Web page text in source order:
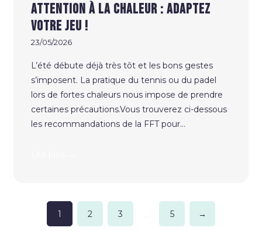
Attention à la chaleur : Adaptez
votre jeu !
23/05/2026
L’été débute déjà très tôt et les bons gestes
s’imposent. La pratique du tennis ou du padel
lors de fortes chaleurs nous impose de prendre
certaines précautions.Vous trouverez ci-dessous
les recommandations de la FFT pour...
Pagination
1 2 3 … 5 →